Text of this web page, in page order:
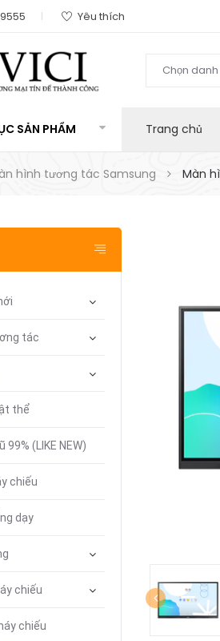
Yêu thích
Chọn
SẢN PHẨM Trang chủ
hình tương tác Samsung Màn
tác
thể
99% (LIKE NEW)
chiếu
dạy
chiếu
chiếu